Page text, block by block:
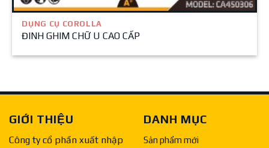
DỤNG CỤ COROLLA
ĐINH GHIM CHỮ U CAO CẤP
GIỚI THIỆU
Công ty cổ phần xuất nhập
DANH MỤC
Sản phẩm mới